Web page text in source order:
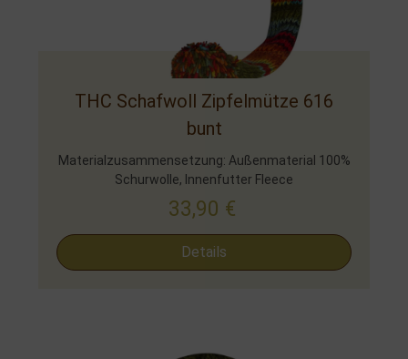
THC Schafwoll Zipfelmütze 616
bunt
Materialzusammensetzung: Außenmaterial 100%
Schurwolle, Innenfutter Fleece
33,90 €
Details